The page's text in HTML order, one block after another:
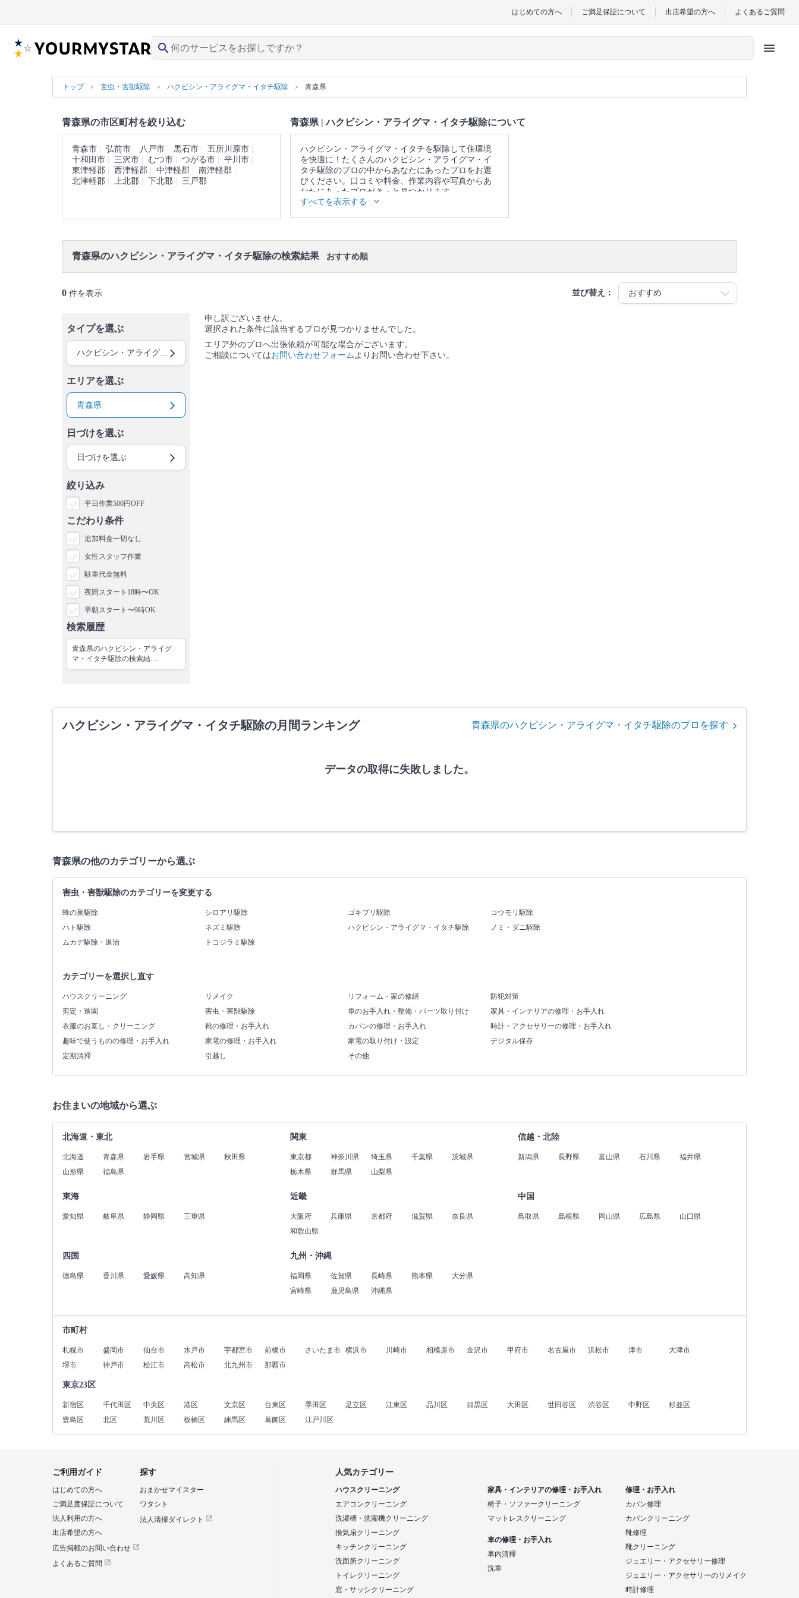
はじめての方へ ご満足保証について 出店希望の方へ よくあるご質問
search menu
トップ 害虫・害獣駆除 ハクビシン・アライグマ・イタチ駆除 青森県
青森県の市区町村を絞り込む
青森市 弘前市 八戸市 黒石市
五所川原市
十和田市
三沢市 むつ市 つがる市
平川市
東津軽郡
西津軽郡 中津軽郡
南津軽郡
北津軽郡
上北郡 下北郡 三戸郡
青森県 | ハクビシン・アライグマ・イタチ駆除について
ハクビシン・アライグマ・イタチを駆除して住環境
を快適に！たくさんのハクビシン・アライグマ・イ
タチ駆除のプロの中からあなたにあったプロをお選
びください。口コミや料金、作業内容や写真からあ
なたにあったプロがきっと見つかります。
▼表示価格に含まれるハクビシン・アライグマ・イ
タチ駆除の作業範囲
床下の糞尿清掃 / 防湿シートや給水シートによる糞尿
すべてを表示する
青森県のハクビシン・アライグマ・イタチ駆除の検索結果 おすすめ順
0 件を表示 並び替え：
タイプを選ぶ
エリアを選ぶ
青森県
日づけを選ぶ
日づけを選ぶ
絞り込み
平日作業500円OFF
こだわり条件
追加料金一切なし
女性スタッフ作業
駐車代金無料
夜間スタート18時〜OK
早朝スタート〜9時OK
検索履歴
青森県のハクビシン・アライグ
マ・イタチ駆除の検索結…
申し訳ございません。
選択された条件に該当するプロが見つかりませんでした。
エリア外のプロへ出張依頼が可能な場合がございます。
ご相談についてはお問い合わせフォームよりお問い合わせ下さい。
ハクビシン・アライグマ・イタチ駆除の月間ランキング 青森県のハクビシン・アライグマ・イタチ駆除のプロを探す
データの取得に失敗しました。
青森県の他のカテゴリーから選ぶ
害虫・害獣駆除のカテゴリーを変更する
蜂の巣駆除 シロアリ駆除 ゴキブリ駆除
コウモリ駆除
ハト駆除
ネズミ駆除 ハクビシン・アライグマ・イタチ駆除
ノミ・ダニ駆除
ムカデ駆除・退治
トコジラミ駆除
カテゴリーを選択し直す
ハウスクリーニング リメイク リフォーム・家の修繕
防犯対策
剪定・造園
害虫・害獣駆除 車のお手入れ・整備・パーツ取り付け
家具・インテリアの修理・お手入れ
衣服のお直し・クリーニング
靴の修理・お手入れ カバンの修理・お手入れ
時計・アクセサリーの修理・お手入れ
趣味で使うものの修理・お手入れ
家電の修理・お手入れ 家電の取り付け・設定
デジタル保存
定期清掃
引越し その他
お住まいの地域から選ぶ
北海道・東北
北海道 青森県 岩手県 宮城県
秋田県
山形県
福島県
関東
東京都 神奈川県 埼玉県 千葉県
茨城県
栃木県
群馬県 山梨県
信越・北陸
新潟県 長野県 富山県 石川県 福井県
東海
愛知県 岐阜県 静岡県 三重県
近畿
大阪府 兵庫県 京都府 滋賀県
奈良県
和歌山県
中国
鳥取県 島根県 岡山県 広島県 山口県
四国
徳島県 香川県 愛媛県 高知県
九州・沖縄
福岡県 佐賀県 長崎県 熊本県
大分県
宮崎県
鹿児島県 沖縄県
市町村
札幌市 盛岡市 仙台市 水戸市 宇都宮市 前橋市 さいたま市 横浜市 川崎市 相模原市 金沢市 甲府市 名古屋市 浜松市 津市
大津市
堺市
神戸市 松江市 高松市 北九州市 那覇市
東京23区
新宿区 千代田区 中央区 港区 文京区 台東区 墨田区 足立区 江東区 品川区 目黒区 大田区 世田谷区 渋谷区 中野区
杉並区
豊島区
北区 荒川区 板橋区 練馬区 葛飾区 江戸川区
探す
おまかせマイスター
ワタシト
法人清掃ダイレクト
ご利用ガイド
はじめての方へ
ご満足度保証について
法人利用の方へ
出店希望の方へ
広告掲載のお問い合わせ
よくあるご質問
人気カテゴリー
ハウスクリーニング
エアコンクリーニング
洗濯槽・洗濯機クリーニング
換気扇クリーニング
キッチンクリーニング
洗面所クリーニング
トイレクリーニング
窓・サッシクリーニング
家具・インテリアの修理・お手入れ
椅子・ソファークリーニング
マットレスクリーニング
車の修理・お手入れ
車内清掃
洗車
修理・お手入れ
カバン修理
カバンクリーニング
靴修理
靴クリーニング
ジュエリー・アクセサリー修理
ジュエリー・アクセサリーのリメイク
時計修理